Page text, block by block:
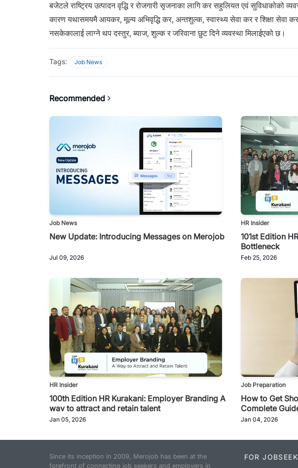
बजेटले राष्ट्रिय उत्पादन वृद्धि र रोजगारी सृजनाका लागि कर सहुलियत एवं सुविधाकोको
कारण यथासमयमै आयकर, मूल्य अभिवृद्धि कर, अन्तशुल्क, स्वास्थ्य सेवा कर र शिक्षा सेवा
नसकेकालाई लाग्ने थप दस्तुर, ब्याज, शुल्क र जरिवाना छुट दिने व्यवस्था मिलाईएको छ।
Tags: Job News
Recommended
Job News
New Update: Introducing Messages on Merojob
Jul 09, 2026
HR Insider
101st Edition
Bottleneck
Feb 25, 2026
HR Insider
100th Edition HR Kurakani: Employer Branding A
way to attract and retain talent
Jan 05, 2026
Job Preparation
How to Get
Complete
Jan 04, 2026
Since its inception in 2009, Merojob has been at the
forefront of connecting job seekers and employers in
FOR